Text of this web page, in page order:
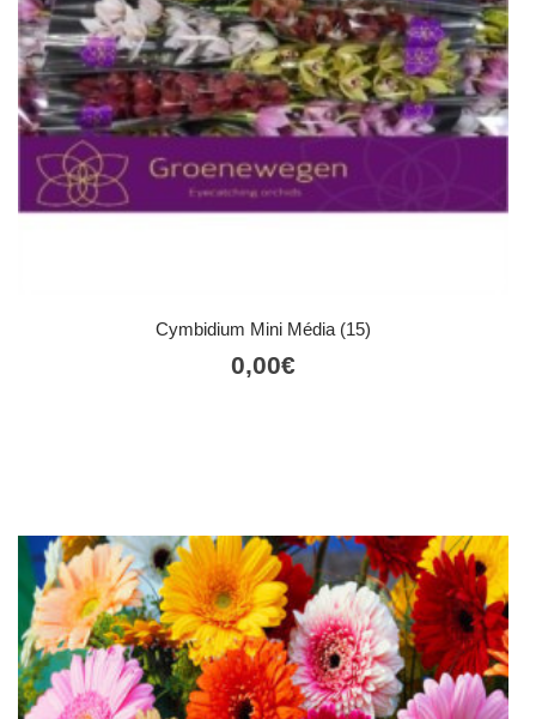
Cymbidium Mini Média (15)
0,00€